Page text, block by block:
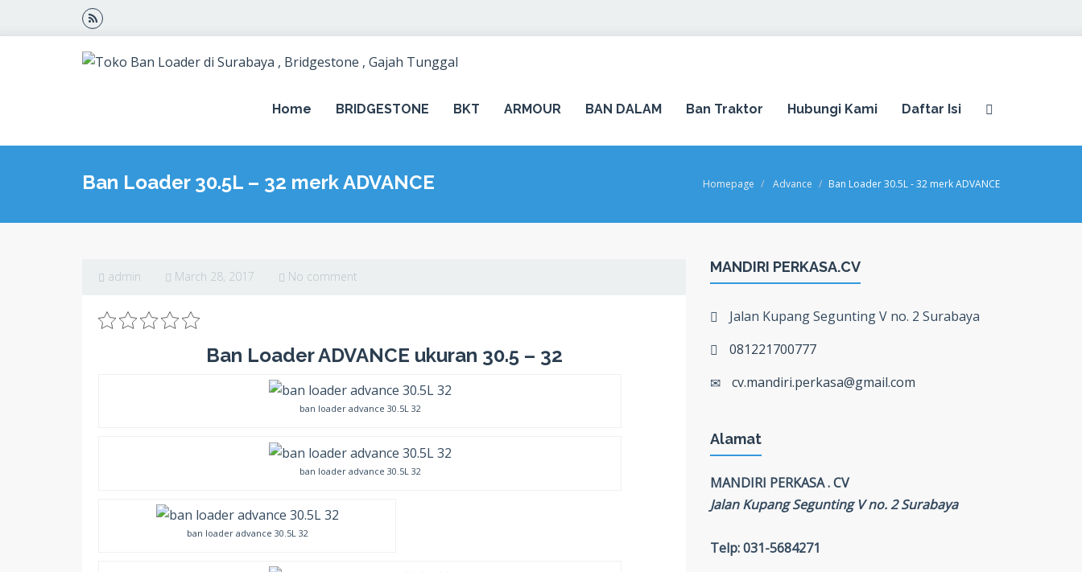
Home BRIDGESTONE BKT ARMOUR BAN DALAM Ban Traktor Hubungi Kami Daftar Isi
Ban Loader 30.5L – 32 merk ADVANCE Homepage Advance Ban Loader 30.5L - 32 merk ADVANCE
admin March 28, 2017 No comment
Ban Loader ADVANCE ukuran 30.5 – 32
ban loader advance 30.5L 32
ban loader advance 30.5L 32
ban loader advance 30.5L 32
MANDIRI PERKASA.CV
Jalan Kupang Segunting V no. 2 Surabaya
081221700777
cv.mandiri.perkasa@gmail.com
Alamat
MANDIRI PERKASA . CV
Jalan Kupang Segunting V no. 2 Surabaya
Telp: 031-5684271